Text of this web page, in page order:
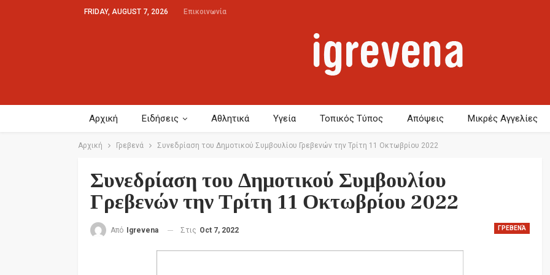
FRIDAY, AUGUST 7, 2026 Επικοινωνία
Αρχική Ειδήσεις Αθλητικά Υγεία Τοπικός Τύπος Απόψεις Μικρές Αγγελίες
Αρχική Γρεβενά Συνεδρίαση του Δημοτικού Συμβουλίου Γρεβενών την Τρίτη 11 Οκτωβρίου 2022
Συνεδρίαση του Δημοτικού Συμβουλίου
Γρεβενών την Τρίτη 11 Οκτωβρίου 2022
ΓΡΕΒΕΝΆ
Από Igrevena Στις Oct 7, 2022